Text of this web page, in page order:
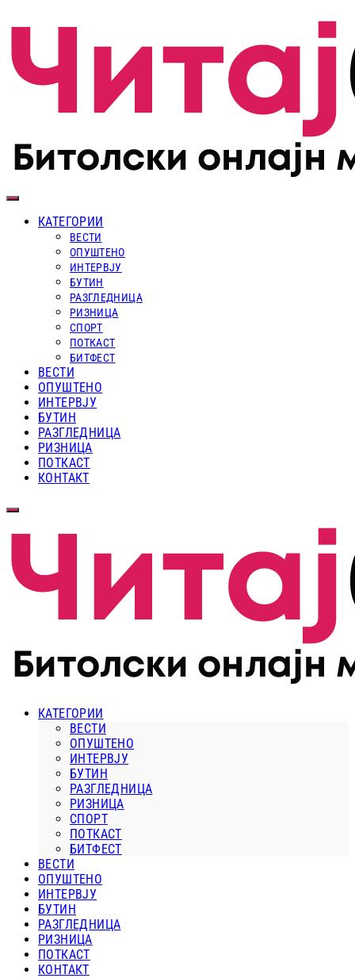
КАТЕГОРИИ
ВЕСТИ
ОПУШТЕНО
ИНТЕРВЈУ
БУТИН
РАЗГЛЕДНИЦА
РИЗНИЦА
СПОРТ
ПОТКАСТ
БИТФЕСТ
ВЕСТИ
ОПУШТЕНО
ИНТЕРВЈУ
БУТИН
РАЗГЛЕДНИЦА
РИЗНИЦА
ПОТКАСТ
КОНТАКТ
КАТЕГОРИИ
ВЕСТИ
ОПУШТЕНО
ИНТЕРВЈУ
БУТИН
РАЗГЛЕДНИЦА
РИЗНИЦА
СПОРТ
ПОТКАСТ
БИТФЕСТ
ВЕСТИ
ОПУШТЕНО
ИНТЕРВЈУ
БУТИН
РАЗГЛЕДНИЦА
РИЗНИЦА
ПОТКАСТ
КОНТАКТ